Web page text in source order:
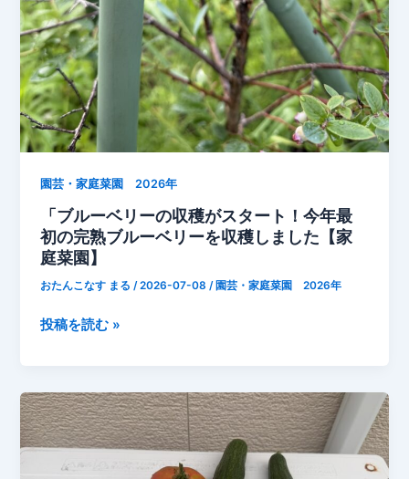
で
育
つ
枝
豆
の
収
ま
で
あ
と
し
【家
園芸・家庭菜園 2026年
「ブルーベリーの収穫がスタート！今年最
初の完熟ブルーベリーを収穫しました【家
庭菜園】
おたんこなす まる /2026-07-08 / 園芸・家庭菜園 2026年
「ブ
ベ
リ
ー
投稿を読む »